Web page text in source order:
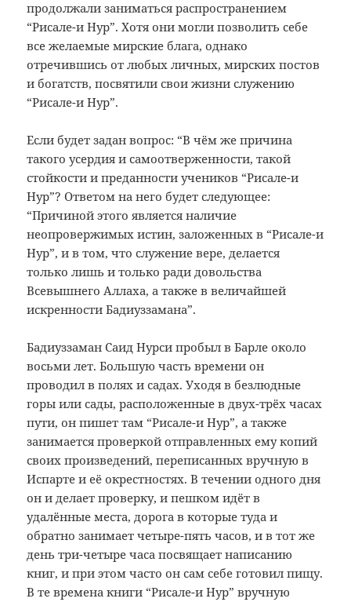
продолжали заниматься распространением
“Рисале-и Нур”. Хотя они могли позволить себе
все желаемые мирские блага, однако
отречившись от любых личных, мирских постов
и богатств, посвятили свои жизни служению
“Рисале-и Нур”.
Если будет задан вопрос: “В чём же причина
такого усердия и самоотверженности, такой
стойкости и преданности учеников “Рисале-и
Нур”? Ответом на него будет следующее:
“Причиной этого является наличие
неопровержимых истин, заложенных в “Рисале-и
Нур”, и в том, что служение вере, делается
только лишь и только ради довольства
Всевышнего Аллаха, а также в величайшей
искренности Бадиуззамана”.
Бадиуззаман Саид Нурси пробыл в Барле около
восьми лет. Большую часть времени он
проводил в полях и садах. Уходя в безлюдные
горы или сады, расположенные в двух-трёх часах
пути, он пишет там “Рисале-и Нур”, а также
занимается проверкой отправленных ему копий
своих произведений, переписанных вручную в
Испарте и её окрестностях. В течении одного дня
он и делает проверку, и пешком идёт в
удалённые места, дорога в которые туда и
обратно занимает четыре-пять часов, и в тот же
день три-четыре часа посвящает написанию
книг, и при этом часто он сам себе готовил пищу.
В те времена книги “Рисале-и Нур” вручную